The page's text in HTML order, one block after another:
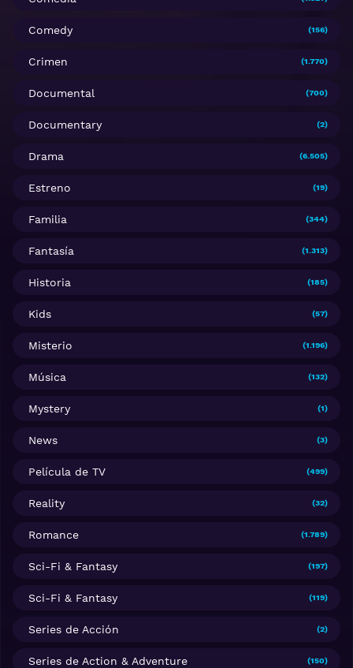
Comedy (156)
Crimen (1.770)
Documental (700)
Documentary (2)
Drama (6.505)
Estreno (19)
Familia (344)
Fantasía (1.313)
Historia (185)
Kids (57)
Misterio (1.196)
Música (132)
Mystery (1)
News (3)
Película de TV (499)
Reality (32)
Romance (1.789)
Sci-Fi & Fantasy (197)
Sci-Fi & Fantasy (119)
Series de Acción (2)
Series de Action & Adventure (150)